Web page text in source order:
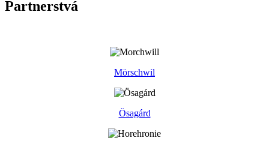
Partnerstvá
Mörschwil
Ösagárd